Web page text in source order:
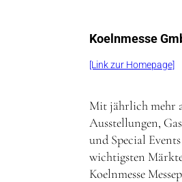
Koelnmesse
[Link zur Homepage]
Mit jährlich mehr
Ausstellungen,
und Special
wichtigsten
Koelnmesse